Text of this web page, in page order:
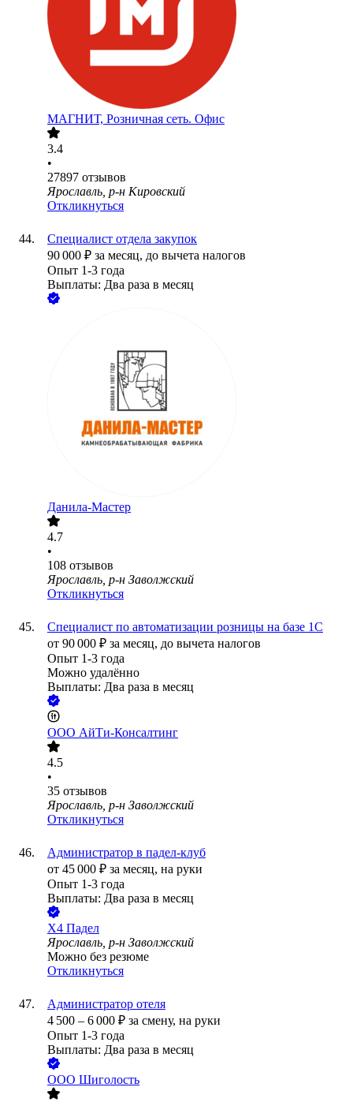
МАГНИТ, Розничная сеть. Офис
3.4
•
27897 отзывов
Ярославль, р-н Кировский
Откликнуться
Специалист отдела закупок
90 000 ₽ за месяц, до вычета налогов
Опыт 1-3 года
Выплаты: Два раза в месяц
Данила-Мастер
4.7
•
108 отзывов
Ярославль, р-н Заволжский
Откликнуться
Специалист по автоматизации розницы на базе 1С
от 90 000 ₽ за месяц, до вычета налогов
Опыт 1-3 года
Можно удалённо
Выплаты: Два раза в месяц
ООО АйТи-Консалтинг
4.5
•
35 отзывов
Ярославль, р-н Заволжский
Откликнуться
Администратор в падел-клуб
от 45 000 ₽ за месяц, на руки
Опыт 1-3 года
Выплаты: Два раза в месяц
X4 Падел
Ярославль, р-н Заволжский
Можно без резюме
Откликнуться
Администратор отеля
4 500 – 6 000 ₽ за смену, на руки
Опыт 1-3 года
Выплаты: Два раза в месяц
ООО Шиголость